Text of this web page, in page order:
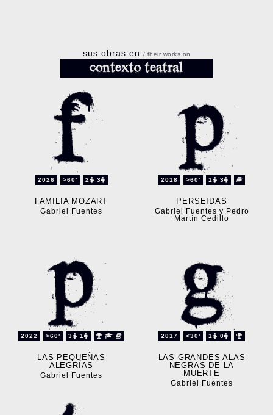
sus obras en / their works on
2026 >60' 2 3
FAMILIA MOZART
Gabriel Fuentes
2018 >60' 1 3
PERSEIDAS
Gabriel Fuentes y Pedro
Martín Cedillo
2022 >60' 3 1
LAS PEQUEÑAS
ALEGRÍAS
Gabriel Fuentes
2017 <30' 1 0
LAS GRANDES ALAS
NEGRAS DE LA
MUERTE
Gabriel Fuentes